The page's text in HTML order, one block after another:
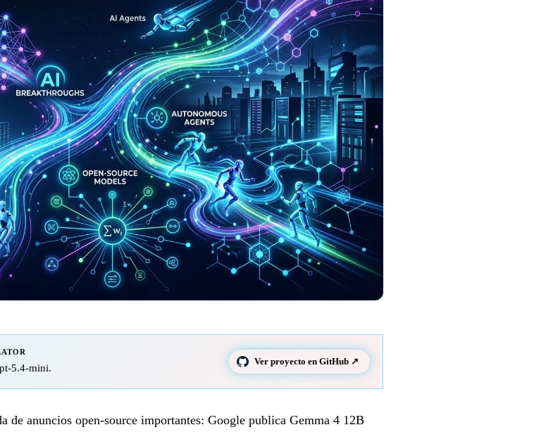
5.4-mini.
Ver proyecto en GitHub ↗
de anuncios open-source importantes: Google publica Gemma 4 12B